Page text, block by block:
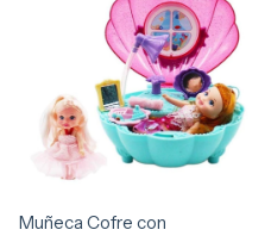
Muñeca Cofre con